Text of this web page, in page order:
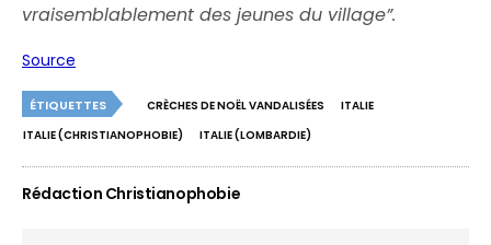
vraisemblablement des jeunes du village”.
Source
ÉTIQUETTES CRÈCHES DE NOËL VANDALISÉES
ITALIE
ITALIE (CHRISTIANOPHOBIE)
ITALIE (LOMBARDIE)
Rédaction Christianophobie